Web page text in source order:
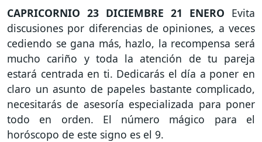
CAPRICORNIO 23 DICIEMBRE 21 ENERO Evita
discusiones por diferencias de opiniones, a veces
cediendo se gana más, hazlo, la recompensa será
mucho cariño y toda la atención de tu pareja
estará centrada en ti. Dedicarás el día a poner en
claro un asunto de papeles bastante complicado,
necesitarás de asesoría especializada para poner
todo en orden. El número mágico para el
horóscopo de este signo es el 9.